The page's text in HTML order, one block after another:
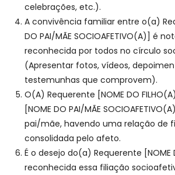
celebrações, etc.).
A convivência familiar entre o(a)
DO PAI/MÃE SOCIOAFETIVO(A)] é
reconhecida por todos no círculo
(Apresentar fotos, vídeos,
testemunhas que comprovem).
O(A) Requerente [NOME DO
[NOME DO PAI/MÃE
pai/mãe, havendo uma relação de
consolidada pelo afeto.
É o desejo do(a) Requerente [NOME
reconhecida essa filiação